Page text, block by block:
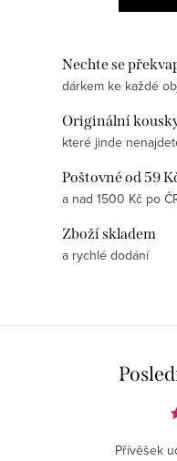
Nechte se
dárkem ke každé
Originální
které jinde
Poštovné od 59
a nad 1500 Kč po
Zboží skladem
a rychlé dodání
Přívěšek